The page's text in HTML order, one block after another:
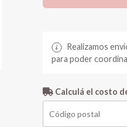
Realizamos
para poder
Calculá el costo